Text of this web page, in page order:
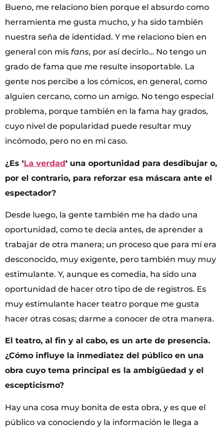
Bueno, me relaciono bien porque el absurdo como
herramienta me gusta mucho, y ha sido también
nuestra seña de identidad. Y me relaciono bien en
general con mis fans, por así decirlo… No tengo un
grado de fama que me resulte insoportable. La
gente nos percibe a los cómicos, en general, como
alguien cercano, como un amigo. No tengo especial
problema, porque también en la fama hay grados,
cuyo nivel de popularidad puede resultar muy
incómodo, pero no en mi caso.
¿Es ‘La verdad‘ una oportunidad para desdibujar o,
por el contrario, para reforzar esa máscara ante el
espectador?
Desde luego, la gente también me ha dado una
oportunidad, como te decía antes, de aprender a
trabajar de otra manera; un proceso que para mí era
desconocido, muy exigente, pero también muy muy
estimulante. Y, aunque es comedia, ha sido una
oportunidad de hacer otro tipo de de registros. Es
muy estimulante hacer teatro porque me gusta
hacer otras cosas; darme a conocer de otra manera.
El teatro, al fin y al cabo, es un arte de presencia.
¿Cómo influye la inmediatez del público en una
obra cuyo tema principal es la ambigüedad y el
escepticismo?
Hay una cosa muy bonita de esta obra, y es que el
público va conociendo y la información le llega a